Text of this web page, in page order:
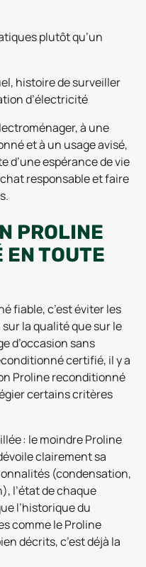
plutôt qu’un
histoire de surveiller
d’électricité
à une
et à un usage avisé,
d’une espérance de vie
responsable et faire
PROLINE
EN TOUTE
fiable, c’est éviter les
la qualité que sur le
d’occasion sans
certifié, il y a
Proline reconditionné
certains critères
: le moindre Proline
clairement sa
(condensation,
l’état de chaque
l’historique du
comme le Proline
décrits, c’est déjà la